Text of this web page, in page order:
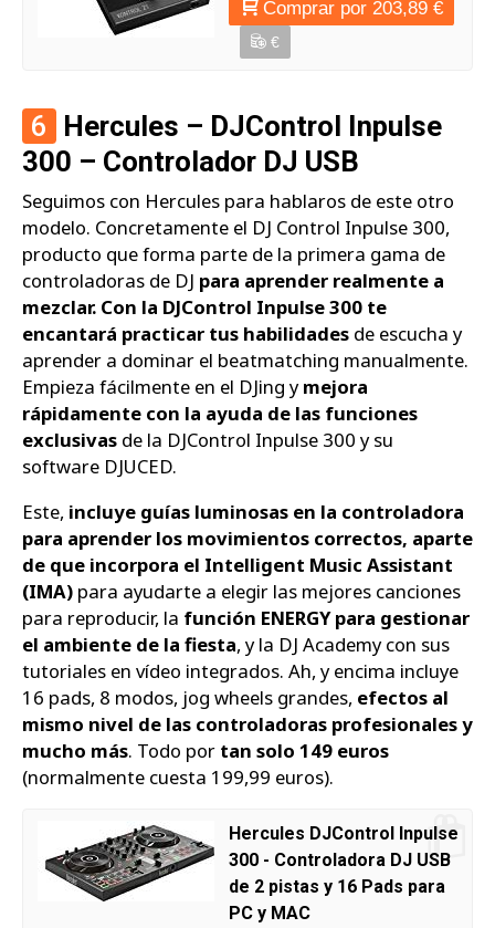
Comprar por 203,89 €
€
6 Hercules – DJControl Inpulse
300 – Controlador DJ USB
Seguimos con Hercules para hablaros de este otro
modelo. Concretamente el DJ Control Inpulse 300,
producto que forma parte de la primera gama de
controladoras de DJ para aprender realmente a
mezclar. Con la DJControl Inpulse 300 te
encantará practicar tus habilidades de escucha y
aprender a dominar el beatmatching manualmente.
Empieza fácilmente en el DJing ymejora
rápidamente con la ayuda de las funciones
exclusivas de la DJControl Inpulse 300 y su
software DJUCED.
Este, incluye guías luminosas en la controladora
para aprender los movimientos correctos, aparte
de que incorpora el Intelligent Music Assistant
(IMA) para ayudarte a elegir las mejores canciones
para reproducir, la función ENERGY para gestionar
el ambiente de la fiesta, y la DJ Academy con sus
tutoriales en vídeo integrados. Ah, y encima incluye
16 pads, 8 modos, jog wheels grandes, efectos al
mismo nivel de las controladoras profesionales y
mucho más. Todo por tan solo 149 euros
(normalmente cuesta 199,99 euros).
Hercules DJControl Inpulse
300 - Controladora DJ USB
de 2 pistas y 16 Pads para
PC y MAC